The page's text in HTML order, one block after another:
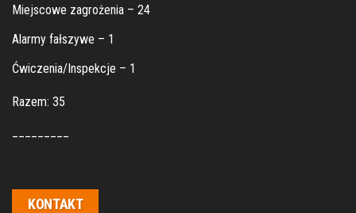
Miejscowe zagrożenia – 24
Alarmy fałszywe – 1
Ćwiczenia/Inspekcje – 1
Razem: 35
KONTAKT